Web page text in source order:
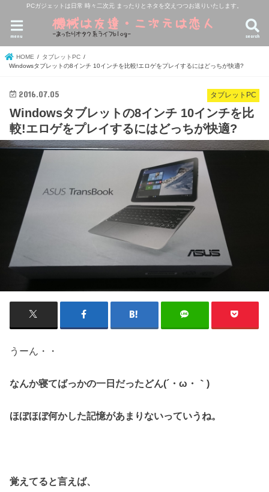
PCガジェットは日常 時々二次元 まったりとネタを交えつつお送りいたします。
search
menu
HOME
タブレットPC
Windowsタブレットの8インチ 10インチを比較!エロゲをプレイするにはどっちが快適?
タブレットPC
2016.07.05
Windowsタブレットの8インチ 10インチを比
較!エロゲをプレイするにはどっちが快適?
うーん・・
なんか寝てばっかの一日だったどん(´・ω・｀)
ほぼほぼ何かした記憶があまりないっていうね。
覚えてると言えば、